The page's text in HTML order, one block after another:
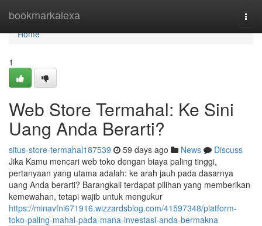
bookmarkalexa
Home
Home
1
Web Store Termahal: Ke Sini
Uang Anda Berarti?
situs-store-termahal187539 59 days ago News
Discuss
Jika Kamu mencari web toko dengan biaya paling tinggi,
pertanyaan yang utama adalah: ke arah jauh pada dasarnya
uang Anda berarti? Barangkali terdapat pilihan yang memberikan
kemewahan, tetapi wajib untuk mengukur
https://minavfni671916.wizzardsblog.com/41597348/platform-
toko-paling-mahal-pada-mana-investasi-anda-bermakna